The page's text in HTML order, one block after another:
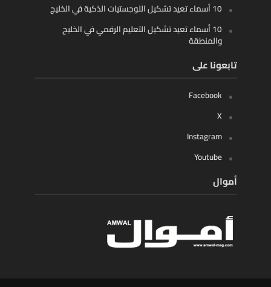
10 أسماء تعيد تشكيل اللوجستيات الذكية في الخليج
10 أسماء تعيد تشكيل التعليم الرقمي في الخليج
والمنطقة
تابعونا على
Facebook
X
Instagram
Youtube
أموال